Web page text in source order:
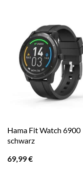
Hama Fit Watch 6900
schwarz
69,99€